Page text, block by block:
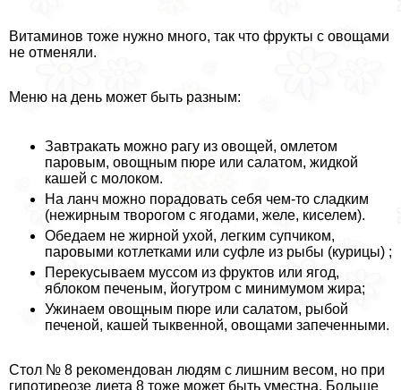
Витаминов тоже нужно много, так что фрукты с овощами
не отменяли.
Меню на день может быть разным:
Завтpaкать можно рагу из овощей, омлетом
паровым, овощным пюре или салатом, жидкой
кашей с молоком.
На ланч можно порадовать себя чем-то сладким
(нежирным творогом с ягодами, желе, киселем).
Обедаем не жирной ухой, легким супчиком,
паровыми котлетками или суфле из рыбы (курицы) ;
Перекусываем муссом из фруктов или ягод,
яблоком печеным, йогутром с минимумом жира;
Ужинаем овощным пюре или салатом, рыбой
печеной, кашей тыквенной, овощами запеченными.
Стол № 8 рекомендован людям с лишним весом, но при
гипотиреозе диета 8 тоже может быть уместна. Больше